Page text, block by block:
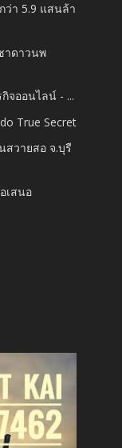
ว่า 5.9 แสนล้า
ดาวนพ
จออนไลน์ - ...
True Secret
สวายสอ จ.บุรี
เสนอ